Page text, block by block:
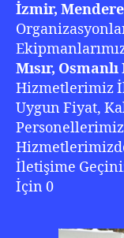
İzmir,
Mısır,
Hizmetlerimiz
Uygun Fiyat,
İletişime
İçin 0